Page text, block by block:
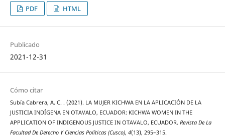
PDF HTML
Publicado
2021-12-31
Cómo citar
Subía Cabrera, A. C. . (2021). LA MUJER KICHWA EN LA APLICACIÓN DE LA
JUSTICIA INDÍGENA EN OTAVALO, ECUADOR: KICHWA WOMEN IN THE
APPLICATION OF INDIGENOUS JUSTICE IN OTAVALO, ECUADOR. Revista De La
Facultad De Derecho Y Ciencias Políticas (Cusco), 4(13), 295–315.